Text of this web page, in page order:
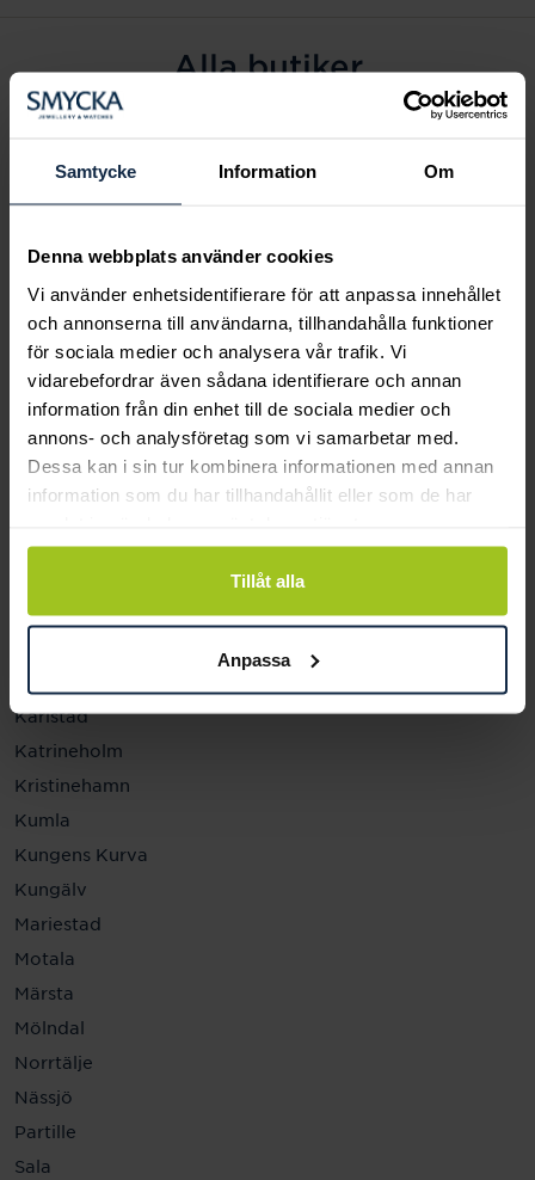
Samtycke Information Om
Denna webbplats använder cookies
Vi använder enhetsidentifierare för att anpassa innehållet
och annonserna till användarna, tillhandahålla funktioner
för sociala medier och analysera vår trafik. Vi
vidarebefordrar även sådana identifierare och annan
information från din enhet till de sociala medier och
annons- och analysföretag som vi samarbetar med.
Dessa kan i sin tur kombinera informationen med annan
information som du har tillhandahållit eller som de har
Tillåt alla
Anpassa
Alla butiker
Alingsås
Arvidsjaur
Eksjö
Fagersta
Farsta
Gävle
Halmstad
Halmstad Hallarna
Haninge
Helsingborg
Jönköping
Karlstad
Katrineholm
Kristinehamn
Kumla
Kungens Kurva
Kungälv
Mariestad
Motala
Märsta
Mölndal
Norrtälje
Nässjö
Partille
Sala